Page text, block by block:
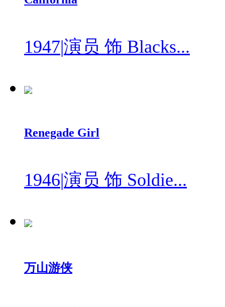
1947|演员 饰 Blacks...
Renegade Girl
1946|演员 饰 Soldie...
万山游侠